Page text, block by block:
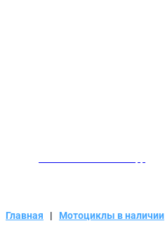
Главная | Мотоциклы в наличии